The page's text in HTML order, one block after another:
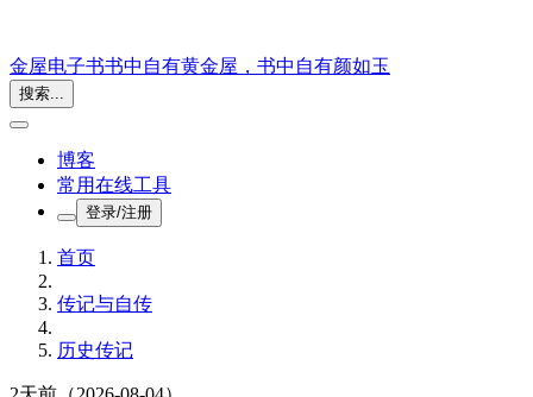
金屋电子书书中自有黄金屋，书中自有颜如玉
搜索...
博客
常用在线工具
登录/注册
首页
传记与自传
历史传记